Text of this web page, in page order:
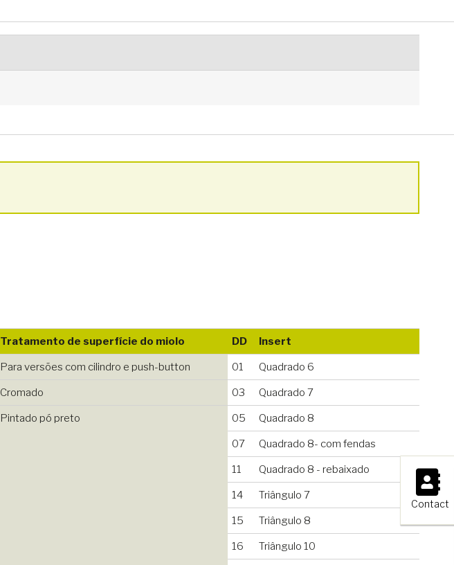
×
Contact
Tratamento de superfície do miolo
Para versões com cilindro e push-button
Cromado
Pintado pó preto
DD Insert
01 Quadrado 6
03 Quadrado 7
05 Quadrado 8
07 Quadrado 8- com fendas
11 Quadrado 8 - rebaixado
14 Triângulo 7
15 Triângulo 8
16 Triângulo 10